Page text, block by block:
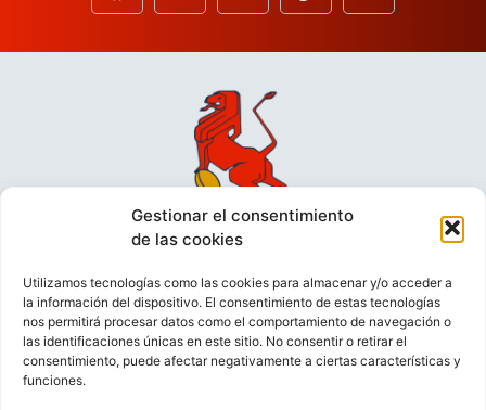
Gestionar el consentimiento
de las cookies
Utilizamos tecnologías como las cookies para almacenar y/o acceder a
la información del dispositivo. El consentimiento de estas tecnologías
nos permitirá procesar datos como el comportamiento de navegación o
las identificaciones únicas en este sitio. No consentir o retirar el
consentimiento, puede afectar negativamente a ciertas características y
funciones.